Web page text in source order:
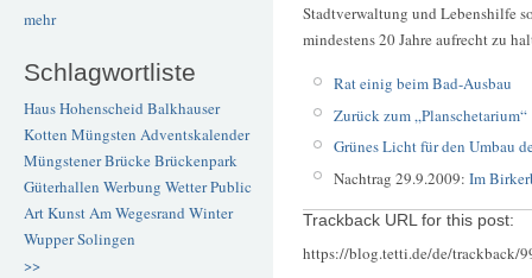
mehr
Schlagwortliste
Haus Hohenscheid Balkhauser
Kotten Müngsten Adventskalender
Müngstener BrückeBrückenpark
Güterhallen Werbung WetterPublic
ArtKunstAm Wegesrand Winter
WupperSolingen
>>
Stadtverwaltung und Lebenshilfe
mindestens 20 Jahre aufrecht zu
Rat einig beim Bad-Ausbau
Zurück zum „Planschetarium“
Grünes Licht für den Umbau
Nachtrag 29.9.2009: Im
Trackback URL for this post:
https://blog.tetti.de/de/trackback/